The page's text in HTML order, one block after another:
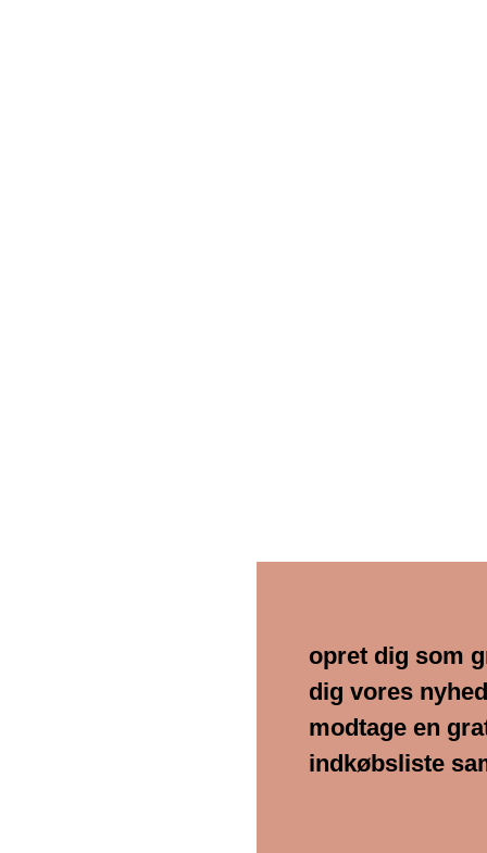
opret dig som
dig vores
modtage en
indkøbsliste